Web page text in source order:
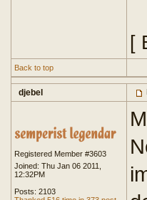
[
Back to top
djebel
Registered Member #3603
Joined: Thu Jan 06 2011,
12:32PM
Posts: 2103